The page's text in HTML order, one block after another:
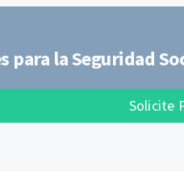
para la Seguridad
Solicite